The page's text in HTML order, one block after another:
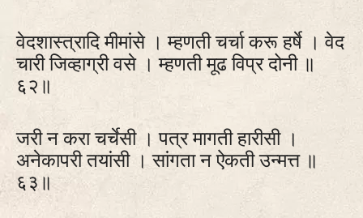
वेदशास्त्रादि मीमांसे । म्हणती चर्चा करू हर्षे । वेद
चारी जिव्हाग्री वसे । म्हणती मूढ विप्र दोनी ॥
६२॥
जरी न करा चर्चेसी । पत्र मागती हारीसी ।
अनेकापरी तयांसी । सांगता न ऐकती उन्मत्त ॥
६३॥